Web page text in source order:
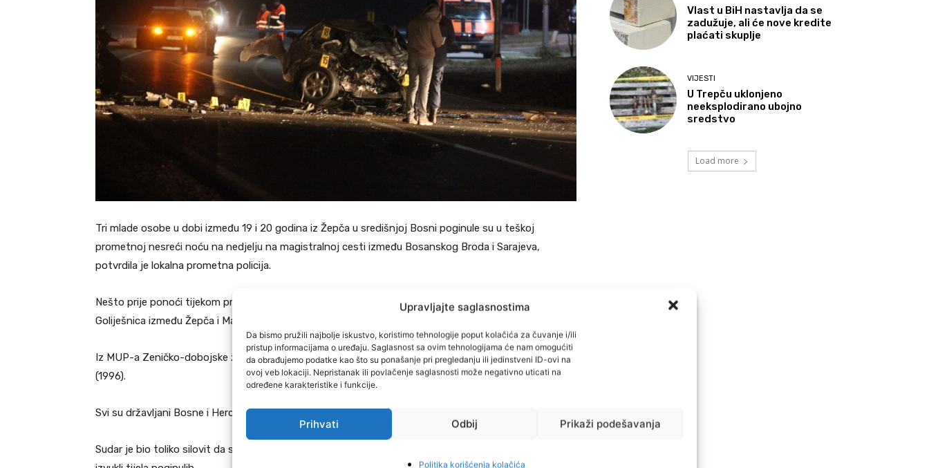
Upravljajte saglasnostima
Da bismo pružili najbolje iskustvo, koristimo tehnologije poput kolačića za čuvanje i/ili
pristup informacijama o uređaju. Saglasnost sa ovim tehnologijama će nam omogućiti
da obrađujemo podatke kao što su ponašanje pri pregledanju ili jedinstveni ID-ovi na
ovoj veb lokaciji. Nepristanak ili povlačenje saglasnosti može negativno uticati na
određene karakteristike i funkcije.
Prihvati Odbij Prikaži podešavanja
Politika korišćenja kolačića
Tri mlade osobe u dobi između 19 i 20 godina iz Žepča u središnjoj Bosni poginule su u teškoj
prometnoj nesreći noću na nedjelju na magistralnoj cesti između Bosanskog Broda i Sarajeva,
potvrdila je lokalna prometna policija.
Nešto prije ponoći tijekom pretjecanja došlo je do izravnog sudara dva automobila kod mjesta
Goliješnica između Žepča i Maglaja. Na mjestu su poginule tri osobe, a još tri su ozlijeđene.
Iz MUP-a Zeničko-dobojske županije potvrđeno je kako su poginuli H.O. (1997) A.M. (1997) i M.N.
(1996).
Svi su državljani Bosne i Hercegovine.
Sudar je bio toliko silovit da su morali intervenirati vatrogasci kako bi iz potpuno smrskanih vozila
Vlast u BiH nastavlja da se
zadužuje, ali će nove kredite
plaćati skuplje
VIJESTI
U Trepču uklonjeno
neeksplodirano ubojno
sredstvo
Load more